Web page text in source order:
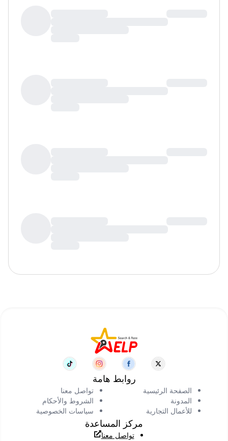
روابط هامة
الصفحة الرئيسية
المدونة
للأعمال التجارية
تواصل معنا
الشروط والأحكام
سياسات الخصوصية
مركز المساعدة
تواصل معنا